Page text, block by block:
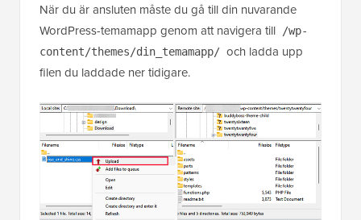
När du är ansluten måste du gå till din nuvarande
WordPress-temamapp genom att navigera till /wp-
content/themes/din_temamapp/ och ladda upp
filen du laddade ner tidigare.